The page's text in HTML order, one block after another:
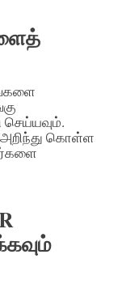
செய்யவும்.
அறிந்து கொள்ள